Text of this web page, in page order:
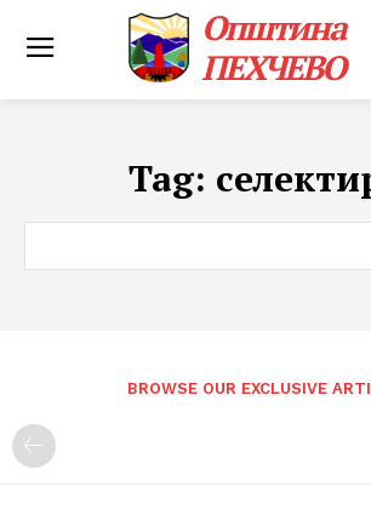
Општина
ПЕХЧЕВО
Tag:
BROWSE OUR EXCLUSIVE